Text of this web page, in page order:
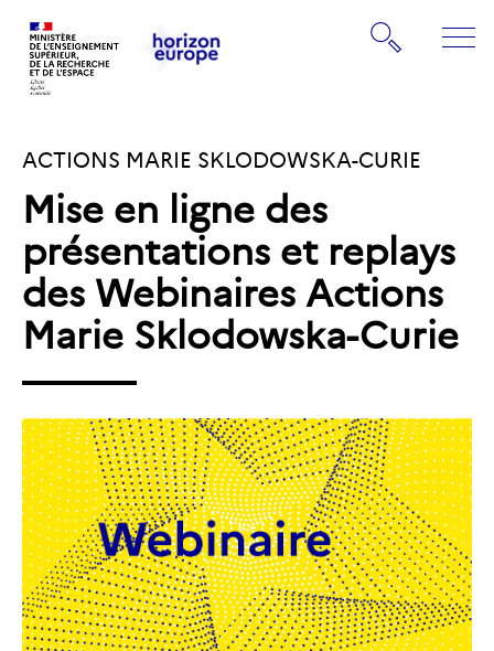
la
page
d'accueil
page
d'accueil
Rechercher
ACTIONS MARIE SKLODOWSKA-CURIE
Mise en ligne des
présentations et replays
des Webinaires Actions
Marie Sklodowska-Curie